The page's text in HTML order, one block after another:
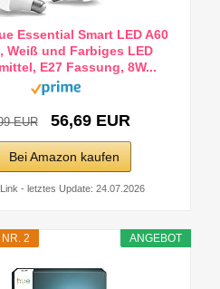
Essential Smart LED A60
Weiß und Farbiges LED
E27 Fassung, 8W...
EUR 56,69 EUR
Bei Amazon kaufen
- letztes Update: 24.07.2026
ANGEBOT
2